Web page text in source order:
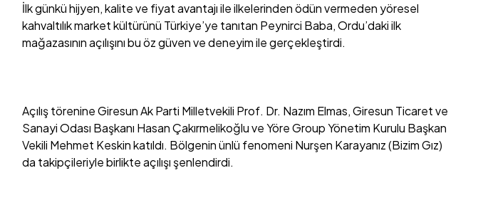
İlk günkü hijyen, kalite ve fiyat avantajı ile ilkelerinden ödün vermeden yöresel
kahvaltılık market kültürünü Türkiye’ye tanıtan Peynirci Baba, Ordu’daki ilk
mağazasının açılışını bu öz güven ve deneyim ile gerçekleştirdi.
Açılış törenine Giresun Ak Parti Milletvekili Prof. Dr. Nazım Elmas, Giresun Ticaret ve
Sanayi Odası Başkanı Hasan Çakırmelikoğlu ve Yöre Group Yönetim Kurulu Başkan
Vekili Mehmet Keskin katıldı. Bölgenin ünlü fenomeni Nurşen Karayanız (Bizim Gız)
da takipçileriyle birlikte açılışı şenlendirdi.